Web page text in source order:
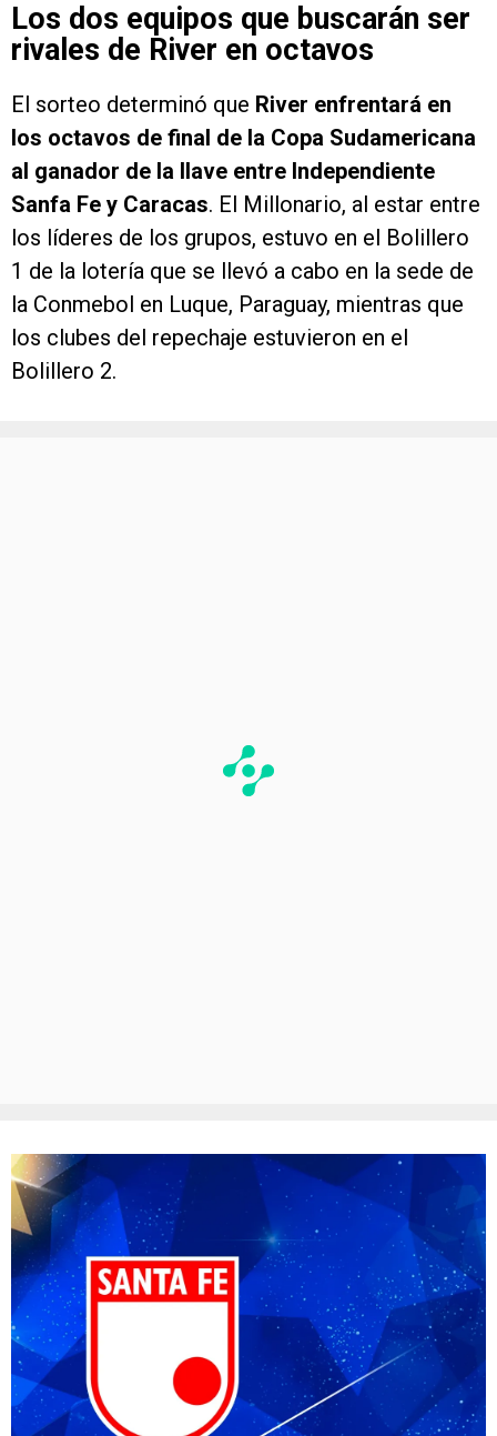
Los dos equipos que buscarán ser
rivales de River en octavos
El sorteo determinó que River enfrentará en
los octavos de final de la Copa Sudamericana
al ganador de la llave entre Independiente
Sanfa Fe y Caracas. El Millonario, al estar entre
los líderes de los grupos, estuvo en el Bolillero
1 de la lotería que se llevó a cabo en la sede de
la Conmebol en Luque, Paraguay, mientras que
los clubes del repechaje estuvieron en el
Bolillero 2.